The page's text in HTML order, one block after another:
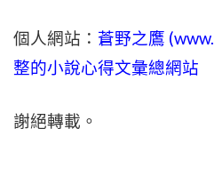
個人網站： 蒼野之鷹 (www.
整的小說心得文彙總網站
謝絕轉載。